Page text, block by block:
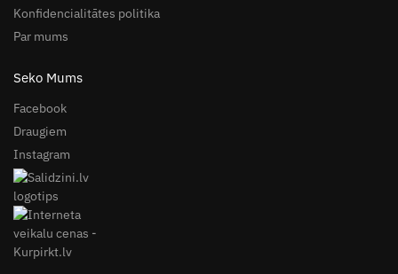
Konfidencialitātes politika
Par mums
Seko Mums
Facebook
Draugiem
Instagram